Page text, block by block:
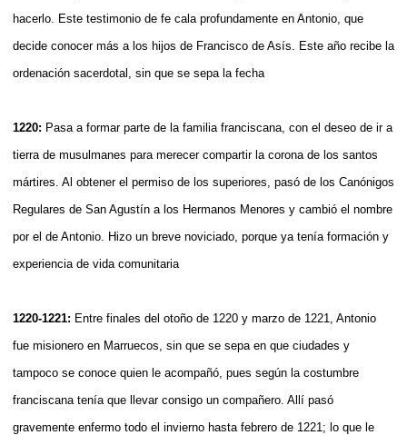
hacerlo. Este testimonio de fe cala profundamente en Antonio, que
decide conocer más a los hijos de Francisco de Asís. Este año recibe la
ordenación sacerdotal, sin que se sepa la fecha
1220: Pasa a formar parte de la familia franciscana, con el deseo de ir a
tierra de musulmanes para merecer compartir la corona de los santos
mártires. Al obtener el permiso de los superiores, pasó de los Canónigos
Regulares de San Agustín a los Hermanos Menores y cambió el nombre
por el de Antonio. Hizo un breve noviciado, porque ya tenía formación y
experiencia de vida comunitaria
1220-1221: Entre finales del otoño de 1220 y marzo de 1221, Antonio
fue misionero en Marruecos, sin que se sepa en que ciudades y
tampoco se conoce quien le acompañó, pues según la costumbre
franciscana tenía que llevar consigo un compañero. Allí pasó
gravemente enfermo todo el invierno hasta febrero de 1221; lo que le